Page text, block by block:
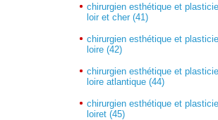
chirurgien esthétique et
loir et cher (41)
chirurgien esthétique et
loire (42)
chirurgien esthétique et
loire atlantique (44)
chirurgien esthétique et
loiret (45)